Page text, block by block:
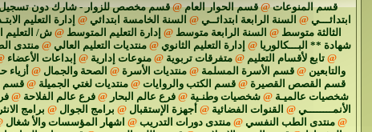
قسم المنوعات @قسم الحوار العام @قسم مخصص للزوار - شارك دون
ابتدائـــي @ السنة الرابعة ابتدائــي @ السنة الخامسة ابتدائي @ إدارة التعليم
الثالثة متوسط @ السنة الرابعة متوسط @ إدارة التعليم المتوسط @ ش/ التعليم
شهادة ** البـــكالوريا @ إدارة التعليم الثانوي @ منتديات التعليم العالي @ منتدى
@ تابع لأقسام التعليم @ متفرقات تربوية @ منوعات إدارية @ إبداعات الأعضاء
والتابعين @ قسم الأسرة المسلمة @ منتديات الأسرة @ الصحة والجمال @ أزياء
قسم القصص القصيرة @قسم الكتب والروايات @منتديات لغتي الجميلة @قسم
شخصيات عالميـة @شخصيات وطنـية @فرع عالم البحار @فرع عالم الفلاحة @
الأنمــــــــي @ القنوات الفضائية @ أجهزة الإستقبال @ برامج الجوال @ برامج
@ منتدى الطب النفسي @ منتدى دورات التدريب @ اشهار المؤسسات والأ شغال